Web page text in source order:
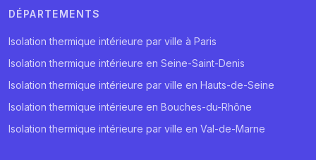
DÉPARTEMENTS
Isolation thermique intérieure par ville à Paris
Isolation thermique intérieure en Seine-Saint-Denis
Isolation thermique intérieure par ville en Hauts-de-Seine
Isolation thermique intérieure en Bouches-du-Rhône
Isolation thermique intérieure par ville en Val-de-Marne